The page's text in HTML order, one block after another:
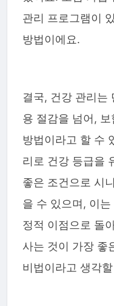
관리 프로그램이
방법이에요.
결국, 건강 관리는
용 절감을 넘어,
방법이라고 할 수
리로 건강 등급을
좋은 조건으로 시
을 수 있으며, 이
정적 이점으로 돌
사는 것이 가장 좋
비법이라고 생각